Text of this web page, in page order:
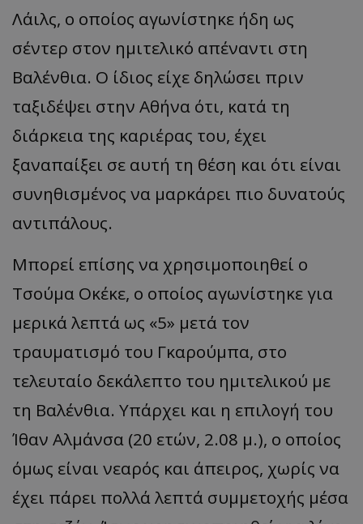
Λάιλς, ο οποίος αγωνίστηκε ήδη ως
σέντερ στον ημιτελικό απέναντι στη
Βαλένθια. Ο ίδιος είχε δηλώσει πριν
ταξιδέψει στην Αθήνα ότι, κατά τη
διάρκεια της καριέρας του, έχει
ξαναπαίξει σε αυτή τη θέση και ότι είναι
συνηθισμένος να μαρκάρει πιο δυνατούς
αντιπάλους.
Μπορεί επίσης να χρησιμοποιηθεί ο
Τσούμα Οκέκε, ο οποίος αγωνίστηκε για
μερικά λεπτά ως «5» μετά τον
τραυματισμό του Γκαρούμπα, στο
τελευταίο δεκάλεπτο του ημιτελικού με
τη Βαλένθια. Υπάρχει και η επιλογή του
Ίθαν Αλμάνσα (20 ετών, 2.08 μ.), ο οποίος
όμως είναι νεαρός και άπειρος, χωρίς να
έχει πάρει πολλά λεπτά συμμετοχής μέσα